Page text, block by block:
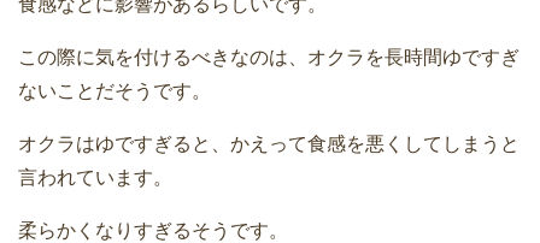
食感などに影響があるらしいです。
この際に気を付けるべきなのは、オクラを長時間ゆですぎ
ないことだそうです。
オクラはゆですぎると、かえって食感を悪くしてしまうと
言われています。
柔らかくなりすぎるそうです。